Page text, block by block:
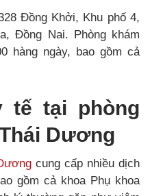
Đồng Khởi, Khu phố 4,
Đồng Nai. Phòng khám
hàng ngày, bao gồm cả
tế tại phòng
Dương
cung cấp nhiều dịch
gồm cả khoa Phụ khoa